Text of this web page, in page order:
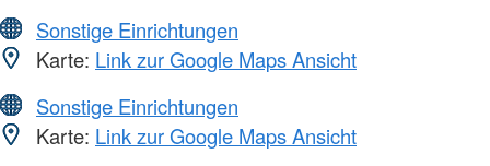
Sonstige Einrichtungen
Karte: Link zur Google Maps Ansicht
Sonstige Einrichtungen
Karte: Link zur Google Maps Ansicht